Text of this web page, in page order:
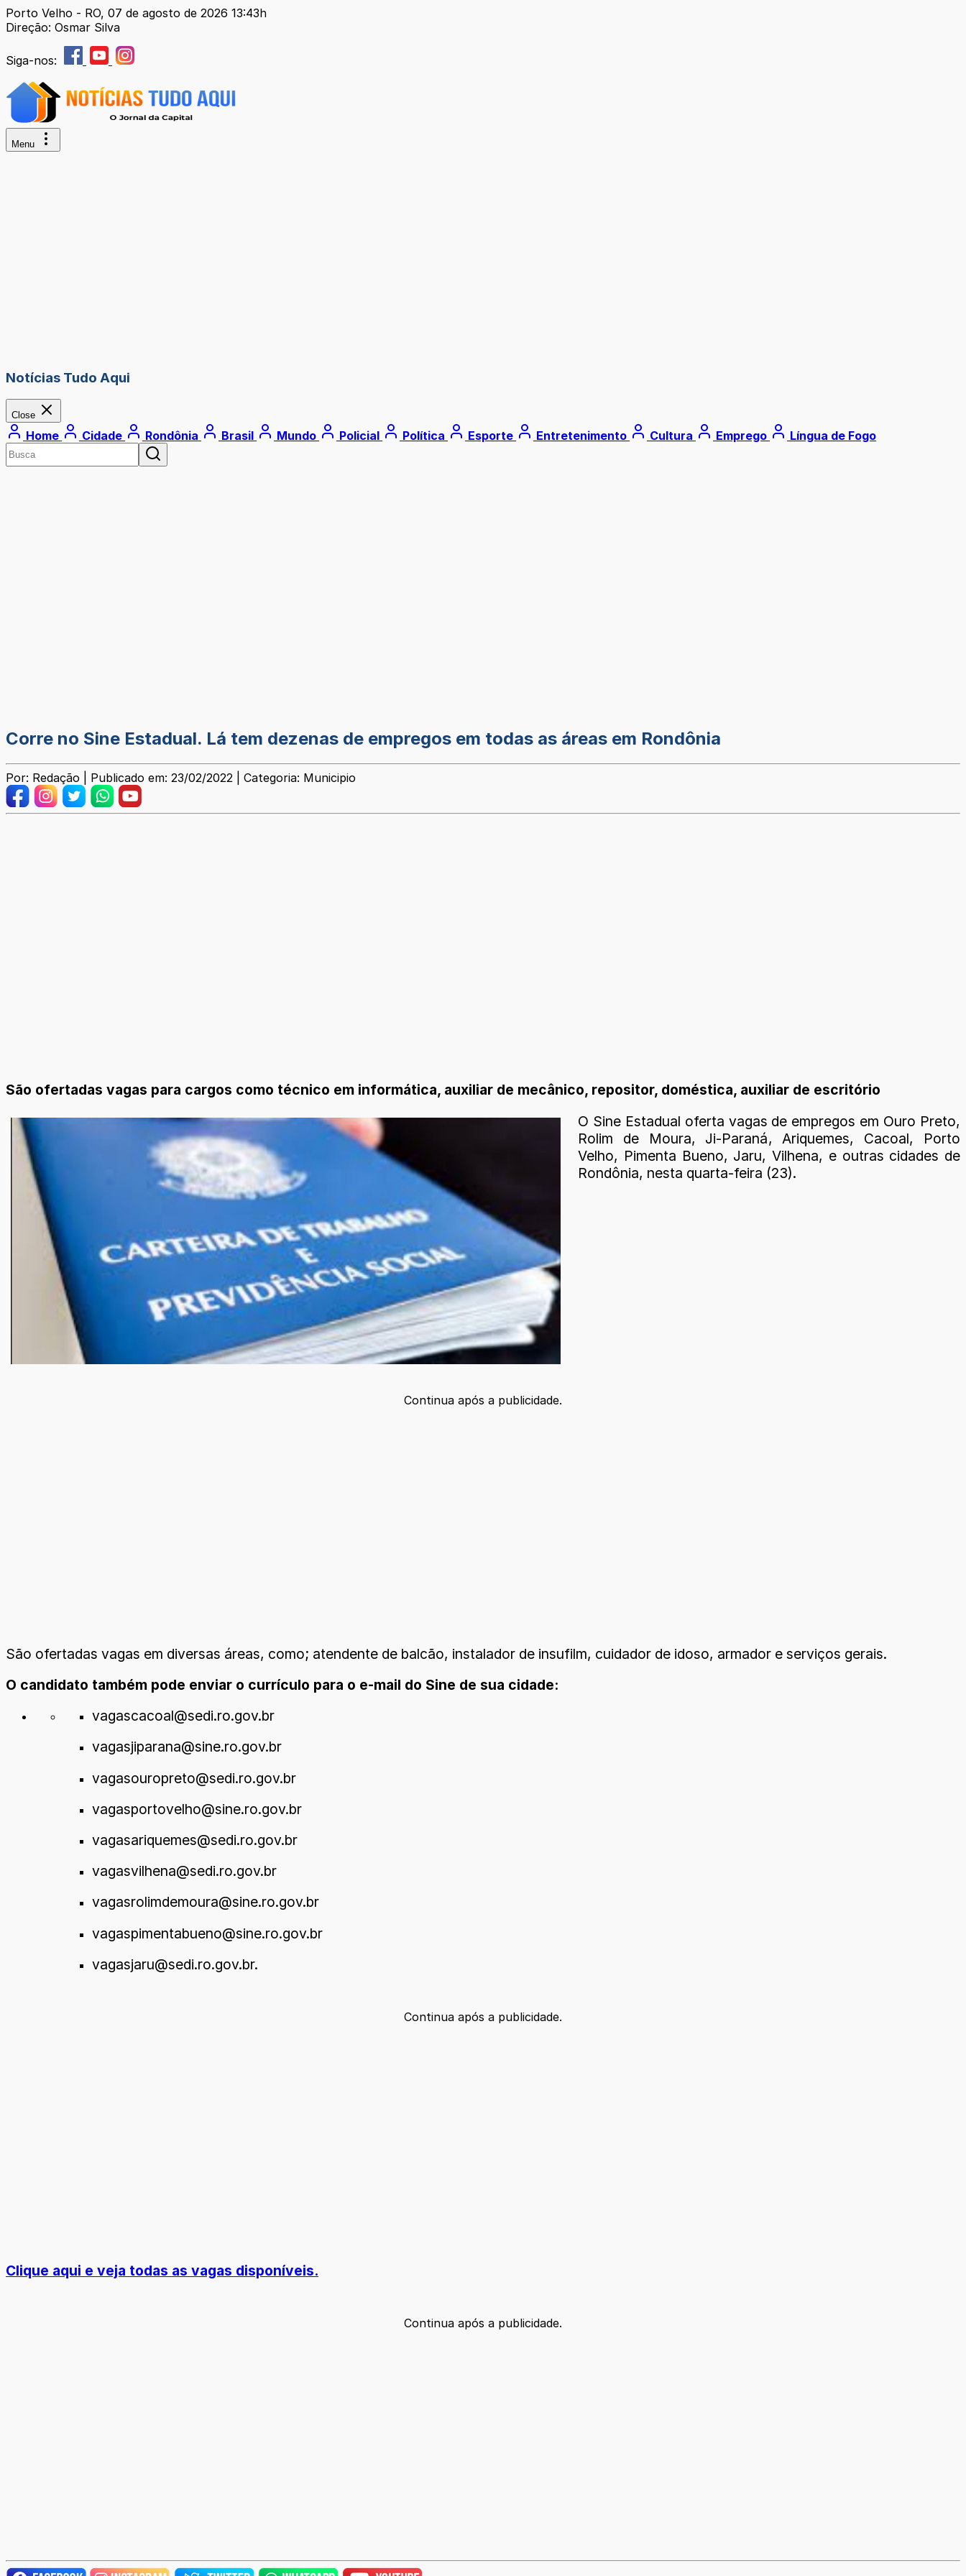
Porto Velho - RO, 07 de agosto de 2026 13:43h
Direção: Osmar Silva
Siga-nos:
Menu
Notícias Tudo Aqui
Close
Home Cidade Rondônia Brasil Mundo Policial Política Esporte Entretenimento Cultura Emprego Língua de Fogo
Corre no Sine Estadual. Lá tem dezenas de empregos em todas as áreas em Rondônia
Por: Redação | Publicado em: 23/02/2022 | Categoria: Municipio
São ofertadas vagas para cargos como técnico em informática, auxiliar de mecânico, repositor, doméstica, auxiliar de escritório
O Sine Estadual oferta vagas de empregos em Ouro Preto,
Rolim de Moura, Ji-Paraná, Ariquemes, Cacoal, Porto
Velho, Pimenta Bueno, Jaru, Vilhena, e outras cidades de
Rondônia, nesta quarta-feira (23).
Continua após a publicidade.
São ofertadas vagas em diversas áreas, como; atendente de balcão, instalador de insufilm, cuidador de idoso, armador e serviços gerais.
O candidato também pode enviar o currículo para o e-mail do Sine de sua cidade:
vagascacoal@sedi.ro.gov.br
vagasjiparana@sine.ro.gov.br
vagasouropreto@sedi.ro.gov.br
vagasportovelho@sine.ro.gov.br
vagasariquemes@sedi.ro.gov.br
vagasvilhena@sedi.ro.gov.br
vagasrolimdemoura@sine.ro.gov.br
vagaspimentabueno@sine.ro.gov.br
vagasjaru@sedi.ro.gov.br.
Continua após a publicidade.
Clique aqui e veja todas as vagas disponíveis.
Continua após a publicidade.